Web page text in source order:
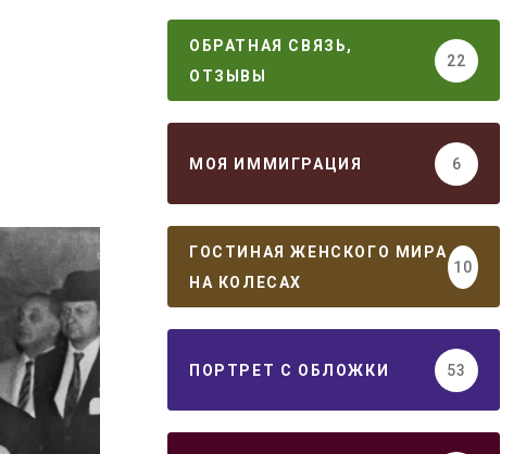
ОБРАТНАЯ СВЯЗЬ,
ОТЗЫВЫ
22
МОЯ ИММИГРАЦИЯ 6
ГОСТИНАЯ ЖЕНСКОГО МИРА
НА КОЛЕСАХ
10
ПОРТРЕТ С ОБЛОЖКИ 53